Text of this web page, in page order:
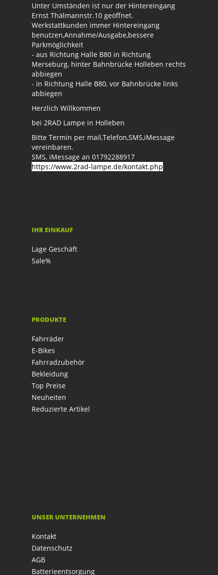
Unter Umständen ist nur der Hintereingang
Ernst Thälmannstr.10 geöffnet.
Werkstattkunden immer Hintereingang
benutzen,Annahme/Ausgabe,bessere
Parkmöglichkeit
- aus Richtung Halle B80 in Richtung
Merseburg, hinter Bahnbrücke Holleben rechts
abbiegen
- in Richtung Halle B80, vor Bahnbrücke links
abbiegen
Herzlich Willkommen
bei 2RAD Lampe in Holleben
Bitte Termin per mail,Telefon,SMS,iMessage
vereinbaren.
SMS, iMessage an 01792288917
https://www.2rad-lampe.de/kontakt.php
IHR EINKAUF
Lage Geschäft
Sale%
PRODUKTE
Fahrräder
E-Bikes
Fahrradzubehör
Bekleidung
Top Preise
Neuheiten
Reduzierte Artikel
UNSER UNTERNEHMEN
Kontakt
Datenschutz
AGB
Batterieentsorgung